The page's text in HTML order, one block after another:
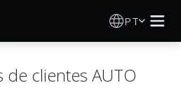
PT
IA
de clientes AUTO